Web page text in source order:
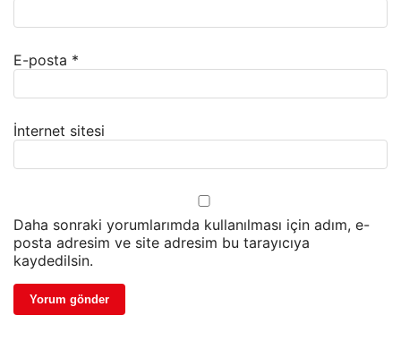
E-posta *
İnternet sitesi
Daha sonraki yorumlarımda kullanılması için adım, e-
posta adresim ve site adresim bu tarayıcıya
kaydedilsin.